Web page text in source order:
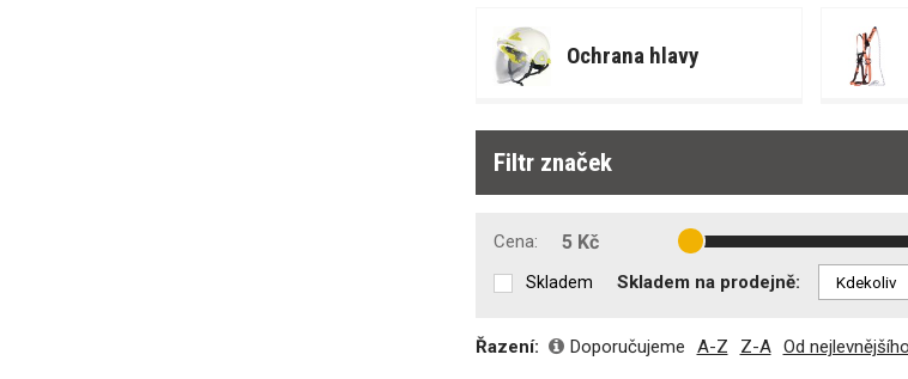
Ochrana hlavy
Filtr značek
Cena: 5 Kč
Skladem Skladem na prodejně:
Řazení: Doporučujeme A-Z Z-A Od nejlevnějšího